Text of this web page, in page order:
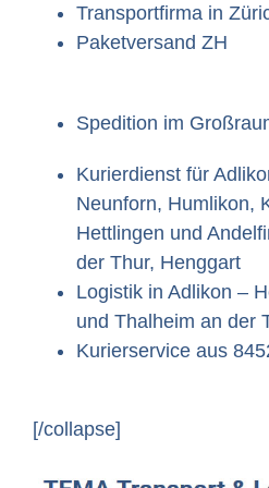
Transportfirma in
Paketversand ZH
Spedition im
Kurierdienst für
Neunforn, Humlikon,
Hettlingen und
der Thur, Henggart
Logistik in Adlikon –
und Thalheim an der
Kurierservice aus
[/collapse]